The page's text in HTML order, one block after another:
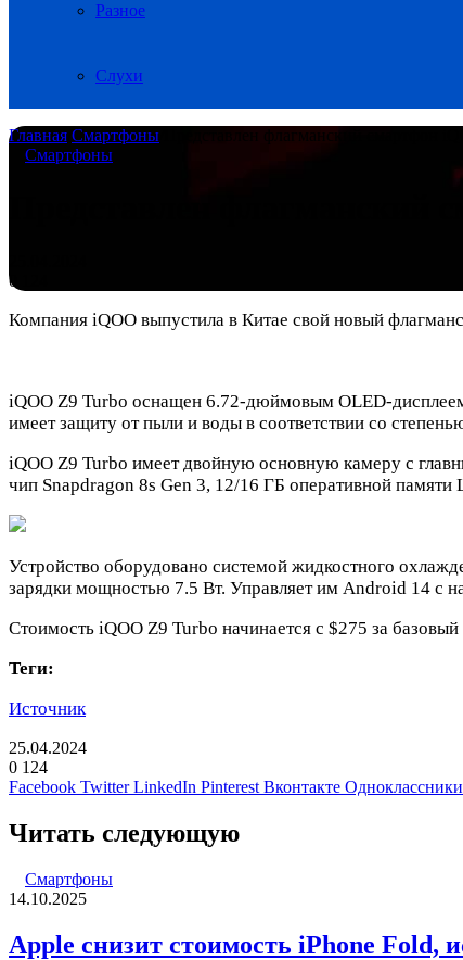
Разное
Слухи
Главная Смартфоны
Представлен флагманский смартфон
Смартфоны
Представлен флагманский
0
Компания iQOO выпустила в Китае свой новый
iQOO Z9 Turbo оснащен 6.72-дюймовым OLED-
имеет защиту от пыли и воды в соответствии со
iQOO Z9 Turbo имеет двойную основную камеру с
чип Snapdragon 8s Gen 3, 12/16 ГБ оперативной
Устройство оборудовано системой жидкостного
зарядки мощностью 7.5 Вт. Управляет им Android 14 с
Стоимость iQOO Z9 Turbo начинается с $275 за
Теги:
Источник
25.04.2024
0 124
Facebook Twitter LinkedIn Pinterest Вконтакте Одноклассники
Читать следующую
Смартфоны
14.10.2025
Apple снизит стоимость iPhone Fold,